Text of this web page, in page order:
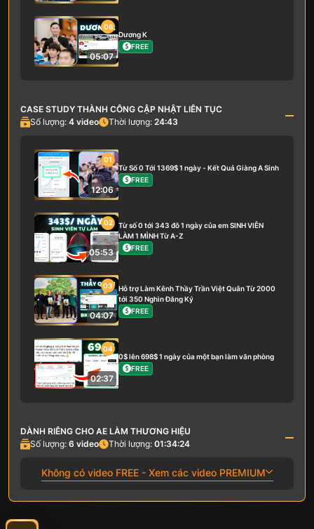
06
05:07
Dương K
FREE
CASE STUDY THÀNH CÔNG CẬP NHẬT LIÊN TỤC
Số lượng: 4 video Thời lượng: 24:43
01
12:06
Từ Số 0 Tới 1369$ 1 ngày - Kết Quả Giàng A Sinh
FREE
02
05:53
Từ số 0 tới 343 đô 1 ngày của em SINH VIÊN
LÀM 1 MÌNH Từ A-Z
FREE
03
04:07
Hỗ trợ Làm Kênh Thầy Trần Việt Quân Từ 2000
tới 350 Nghìn Đăng Ký
FREE
04
02:37
0$ lên 698$ 1 ngày của một bạn làm văn phòng
FREE
DÀNH RIÊNG CHO AE LÀM THƯƠNG HIỆU
Số lượng: 6 video Thời lượng: 01:34:24
Không có video FREE - Xem các video PREMIUM